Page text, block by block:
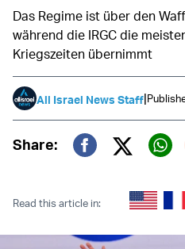
Das Regime ist über den
während die IRGC die
Kriegszeiten übernimmt
All Israel News Staff|
Share:
Twitter
Read this article in: